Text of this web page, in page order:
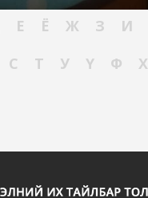
Е Ё Ж З И
С Т У Ү Ф Х